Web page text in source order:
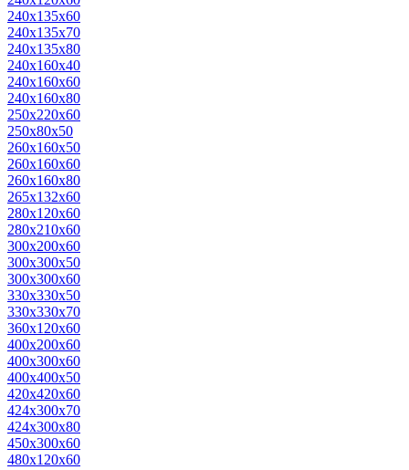
240х135х60
240х135х70
240х135х80
240х160х40
240х160х60
240х160х80
250х220х60
250х80х50
260х160х50
260х160х60
260х160х80
265х132х60
280х120х60
280х210х60
300х200х60
300х300х50
300х300х60
330х330х50
330х330х70
360х120х60
400х200х60
400х300х60
400х400х50
420х420х60
424х300х70
424х300х80
450х300х60
480х120х60